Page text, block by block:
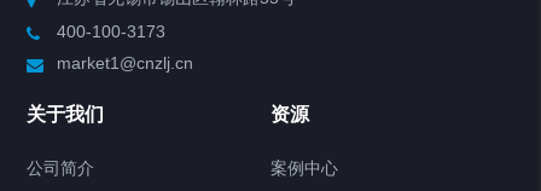
制冷加热动态控温系统
Chiller气体控温系统
400-100-3173
market1@cnzlj.cn
关于我们
公司简介
资源
案例中心